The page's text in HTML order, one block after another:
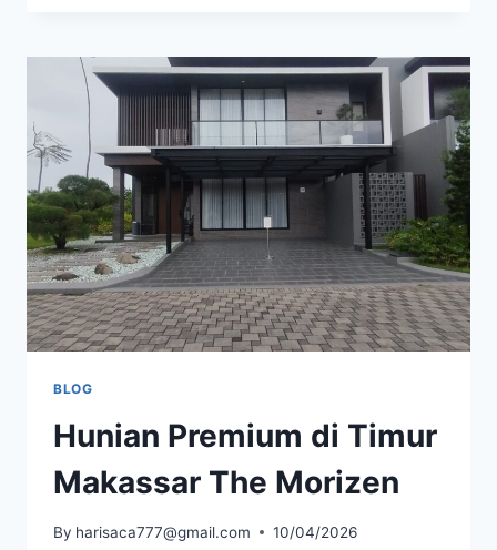
MAKASSAR
MODERN
BLOG
Hunian Premium di Timur
Makassar The Morizen
By harisaca777@gmail.com 10/04/2026